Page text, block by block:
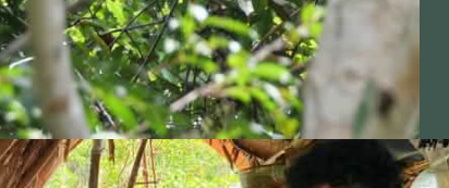
Les barrages
Le ciment et le béton
Les routes